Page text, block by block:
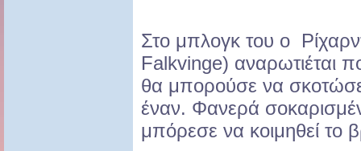
Στο μπλογκ του ο
Falkvinge) αναρωτιέται
θα μπορούσε να
έναν. Φανερά
μπόρεσε να κοιμηθεί το